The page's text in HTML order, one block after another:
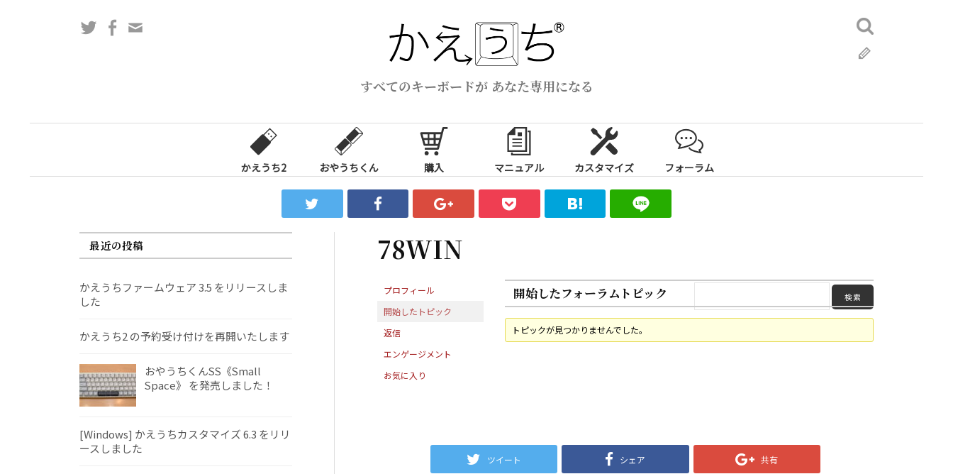
ス
すべてのキーボードが あなた専用になる
TwitterFacebook
検
索:
かえうち2 おやうちくん 購入 マニュアル カスタマイズ フォーラム
78WIN
プロフィール
開始したトピック
返信
エンゲージメント
お気に入り
開始したフォーラムトピック
トピックが見つかりませんでした。
ツイート シェア 共有
最近の投稿
かえうちファームウェア 3.5 をリリースしま
した
かえうち2 の予約受け付けを再開いたします
おやうちくんSS《Small
Space》 を発売しました！
[Windows] かえうちカスタマイズ 6.3 をリリ
ースしました